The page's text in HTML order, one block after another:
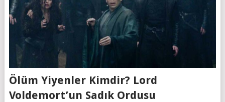
Ölüm Yiyenler Kimdir? Lord
Voldemort’un Sadık Ordusu